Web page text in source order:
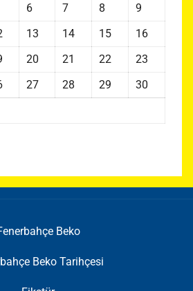
6 7 8
9
13 14 15
16
20 21 22
23
27 28 29
30
Beko
Beko Tarihçesi